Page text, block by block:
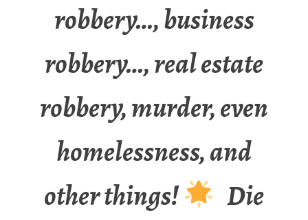
robbery…, business
robbery…, real estate
robbery, murder, even
homelessness, and
other things!
Die